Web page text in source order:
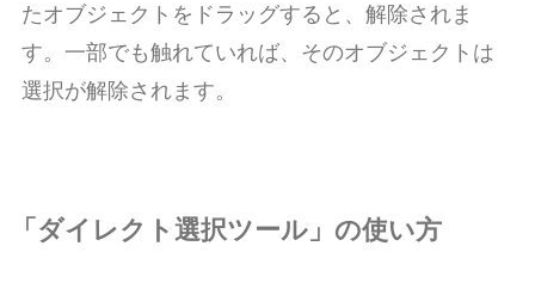
たオブジェクトをドラッグすると、解除されま
す。一部でも触れていれば、そのオブジェクトは
選択が解除されます。
「ダイレクト選択ツール」の使い方